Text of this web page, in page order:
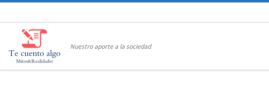
Nuestro aporte a la sociedad